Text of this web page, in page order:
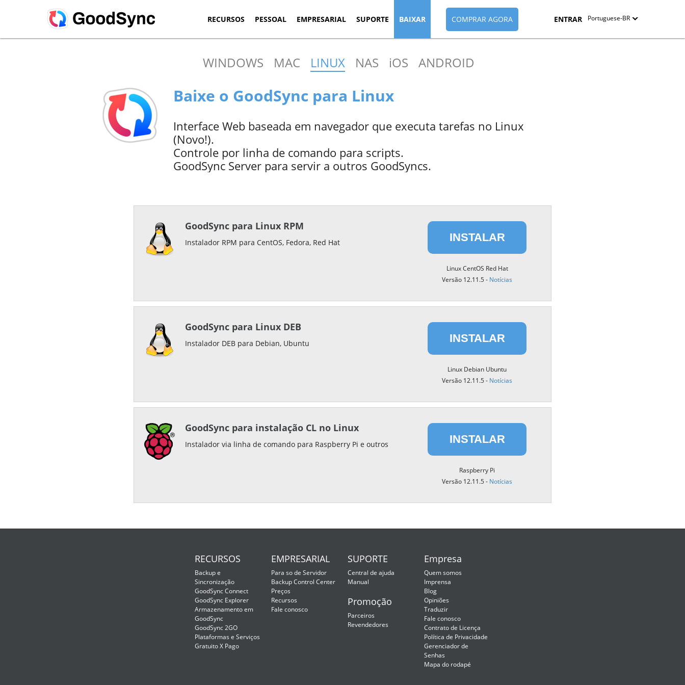
RECURSOS PESSOAL EMPRESARIAL SUPORTE BAIXAR COMPRAR AGORA ENTRAR Portuguese-BR
WINDOWS MAC LINUX NAS iOS ANDROID
Baixe o GoodSync para Linux
Interface Web baseada em navegador que executa tarefas no Linux
(Novo!).
Controle por linha de comando para scripts.
GoodSync Server para servir a outros GoodSyncs.
GoodSync para Linux RPM
Instalador RPM para CentOS, Fedora, Red Hat INSTALAR
Linux CentOS Red Hat
Versão 12.11.5 - Notícias
GoodSync para Linux DEB
Instalador DEB para Debian, Ubuntu INSTALAR
Linux Debian Ubuntu
Versão 12.11.5 - Notícias
GoodSync para instalação CL no Linux
Instalador via linha de comando para Raspberry Pi e outros INSTALAR
Raspberry Pi
Versão 12.11.5 - Notícias
RECURSOS
Backup e
Sincronização
GoodSync Connect
GoodSync Explorer
Armazenamento em
GoodSync
GoodSync 2GO
Plataformas e Serviços
Gratuito X Pago
EMPRESARIAL
Para so de Servidor
Backup Control Center
Preços
Recursos
Fale conosco
SUPORTE
Central de ajuda
Manual
Promoção
Parceiros
Revendedores
Empresa
Quem somos
Imprensa
Blog
Opiniões
Traduzir
Fale conosco
Contrato de Licença
Política de Privacidade
Gerenciador de
Senhas
Mapa do rodapé